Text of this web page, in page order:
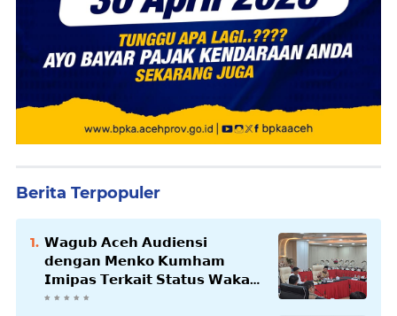
Berita Terpopuler
𝗪𝗮𝗴𝘂𝗯 𝗔𝗰𝗲𝗵 𝗔𝘂𝗱𝗶𝗲𝗻𝘀𝗶
𝗱𝗲𝗻𝗴𝗮𝗻 𝗠𝗲𝗻𝗸𝗼 𝗞𝘂𝗺𝗵𝗮𝗺
𝗜𝗺𝗶𝗽𝗮𝘀 𝗧𝗲𝗿𝗸𝗮𝗶𝘁 𝗦𝘁𝗮𝘁𝘂𝘀 𝗪𝗮𝗸𝗮𝗳
𝗕𝗹𝗮𝗻𝗴𝗽𝗮𝗱𝗮𝗻𝗴